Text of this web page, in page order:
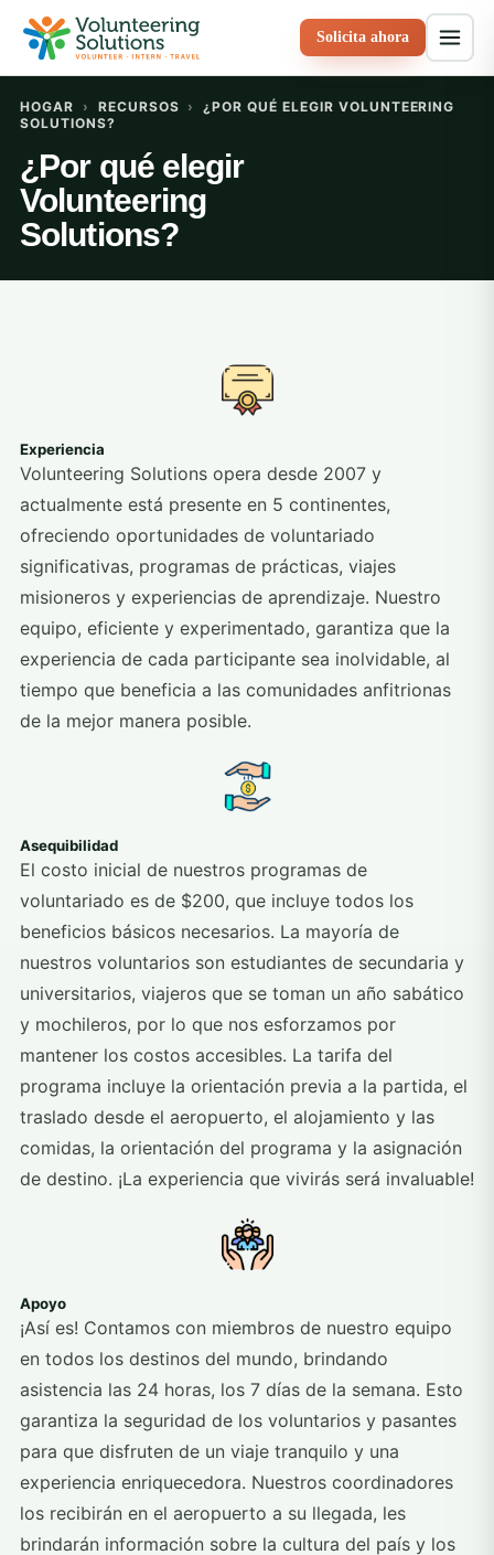
Solicita ahora
HOGAR › RECURSOS ›
¿POR QUÉ ELEGIR VOLUNTEERING
SOLUTIONS?
¿Por qué elegir
Volunteering
Solutions?
Experiencia
Volunteering Solutions opera desde 2007 y
actualmente está presente en 5 continentes,
ofreciendo oportunidades de voluntariado
significativas, programas de prácticas, viajes
misioneros y experiencias de aprendizaje. Nuestro
equipo, eficiente y experimentado, garantiza que la
experiencia de cada participante sea inolvidable, al
tiempo que beneficia a las comunidades anfitrionas
de la mejor manera posible.
Asequibilidad
El costo inicial de nuestros programas de
voluntariado es de $200, que incluye todos los
beneficios básicos necesarios. La mayoría de
nuestros voluntarios son estudiantes de secundaria y
universitarios, viajeros que se toman un año sabático
y mochileros, por lo que nos esforzamos por
mantener los costos accesibles. La tarifa del
programa incluye la orientación previa a la partida, el
traslado desde el aeropuerto, el alojamiento y las
comidas, la orientación del programa y la asignación
de destino. ¡La experiencia que vivirás será invaluable!
Apoyo
¡Así es! Contamos con miembros de nuestro equipo
en todos los destinos del mundo, brindando
asistencia las 24 horas, los 7 días de la semana. Esto
garantiza la seguridad de los voluntarios y pasantes
para que disfruten de un viaje tranquilo y una
experiencia enriquecedora. Nuestros coordinadores
los recibirán en el aeropuerto a su llegada, les
brindarán información sobre la cultura del país y los